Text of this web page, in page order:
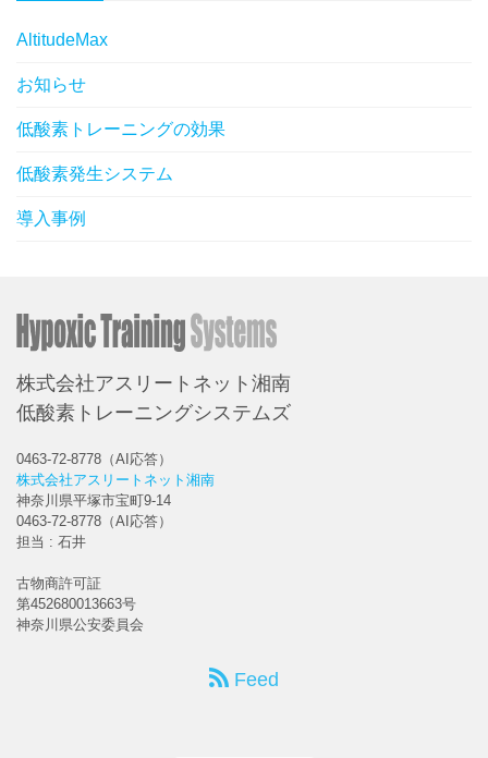
AltitudeMax
お知らせ
低酸素トレーニングの効果
低酸素発生システム
導入事例
株式会社アスリートネット湘南
低酸素トレーニングシステムズ
0463-72-8778（AI応答）
株式会社アスリートネット湘南
神奈川県平塚市宝町9-14
0463-72-8778（AI応答）
担当 : 石井
古物商許可証
第452680013663号
神奈川県公安委員会
Feed